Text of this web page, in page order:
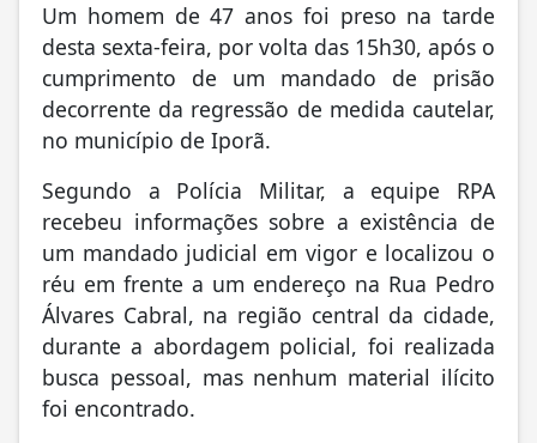
Um homem de 47 anos foi preso na tarde
desta sexta-feira, por volta das 15h30, após o
cumprimento de um mandado de prisão
decorrente da regressão de medida cautelar,
no município de Iporã.
Segundo a Polícia Militar, a equipe RPA
recebeu informações sobre a existência de
um mandado judicial em vigor e localizou o
réu em frente a um endereço na Rua Pedro
Álvares Cabral, na região central da cidade,
durante a abordagem policial, foi realizada
busca pessoal, mas nenhum material ilícito
foi encontrado.